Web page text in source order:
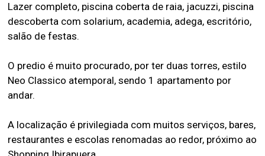
Lazer completo, piscina coberta de raia, jacuzzi, piscina
descoberta com solarium, academia, adega, escritório,
salão de festas.
O predio é muito procurado, por ter duas torres, estilo
Neo Classico atemporal, sendo 1 apartamento por
andar.
A localização é privilegiada com muitos serviços, bares,
restaurantes e escolas renomadas ao redor, próximo ao